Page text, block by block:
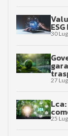
30
27
25